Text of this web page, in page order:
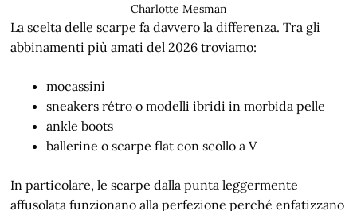
Charlotte Mesman
La scelta delle scarpe fa davvero la differenza. Tra gli
abbinamenti più amati del 2026 troviamo:
mocassini
sneakers rétro o modelli ibridi in morbida pelle
ankle boots
ballerine o scarpe flat con scollo a V
In particolare, le scarpe dalla punta leggermente
affusolata funzionano alla perfezione perché enfatizzano